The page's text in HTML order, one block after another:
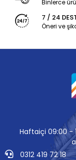
Binlerce
7 / 24
Öneri ve
Haftaiçi 09:00 -
0312 419 72 18